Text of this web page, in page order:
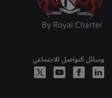
وسائل التواصل الاجتماعي